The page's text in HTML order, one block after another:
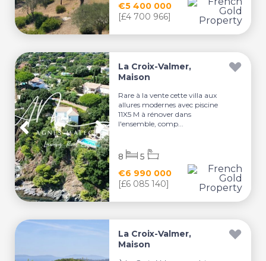
€5 400 000
[£4 700 966]
La Croix-Valmer,
Maison
Rare à la vente cette villa aux
allures modernes avec piscine
11X5 M à rénover dans
l'ensemble, comp...
€6 990 000
[£6 085 140]
8 5
La Croix-Valmer,
Maison